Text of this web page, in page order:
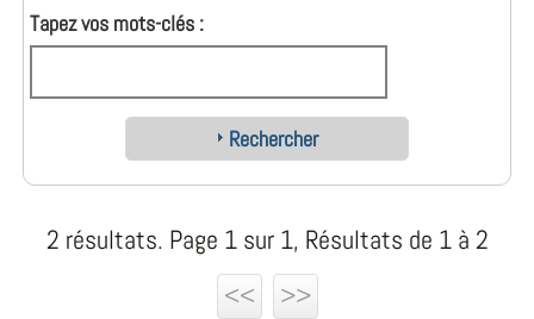
Tapez vos mots-clés :
Rechercher
2 résultats. Page 1 sur 1, Résultats de 1 à 2
<<
>>